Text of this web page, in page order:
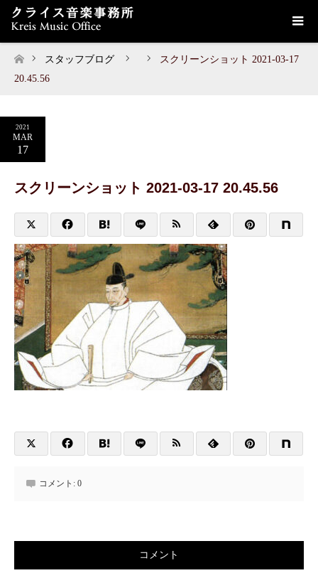
スタッフブログ
スクリーンショット 2021-03-17
20.45.56
2021
MAR
17
スクリーンショット 2021-03-17 20.45.56
コメント: 0
コメント